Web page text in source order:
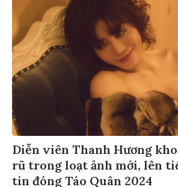
Diễn viên Thanh Hương
rũ trong loạt ảnh mới, lên
tin đóng Táo Quân 2024